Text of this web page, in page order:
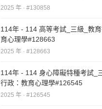
2025 年 · #130858
114年 - 114 高等考試_三級_教
育心理學#128663
2025 年 · #128663
114年 - 114 身心障礙特種考試_
行政：教育心理學#126545
2025 年 · #126545